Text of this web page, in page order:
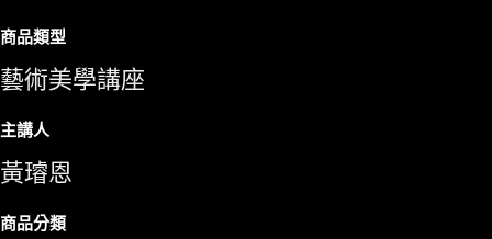
商品類型
藝術美學講座
主講人
黃璿恩
商品分類